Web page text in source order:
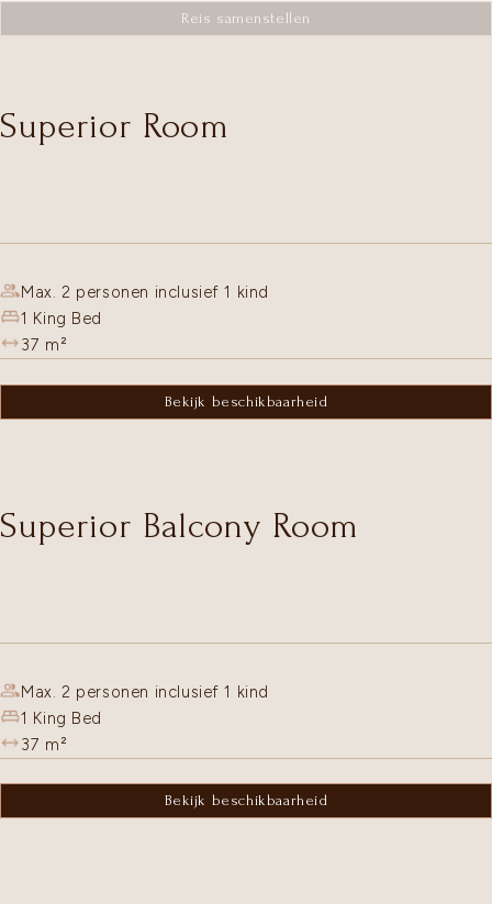
Reis samenstellen
Superior Room
Max. 2 personen inclusief 1 kind
1 King Bed
37 m²
Bekijk beschikbaarheid
Superior Balcony Room
Max. 2 personen inclusief 1 kind
1 King Bed
37 m²
Bekijk beschikbaarheid